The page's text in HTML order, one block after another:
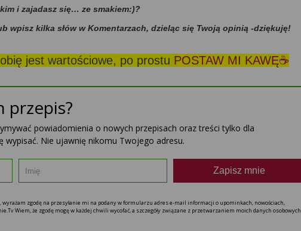
i zajadasz się… ze smakiem:)?
wpisz kilka słów w Komentarzach, dzieląc się Twoją opinią -dziękuję!
jest wartościowe, po prostu POSTAW MI KAWĘ☕
przepis?
powiadomienia o nowych przepisach oraz treści tylko dla
wypisać. Nie ujawnię nikomu Twojego adresu.
Zapisz mnie
zgodę na przesyłanie mi na podany w formularzu adres e-mail informacji o upominkach, nowościach,
Wiem, że zgodę mogę w każdej chwili wycofać, a szczegóły związane z przetwarzaniem moich danych osobowych